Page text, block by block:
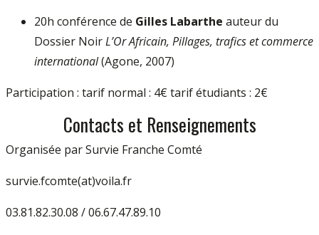
20h conférence de Gilles Labarthe auteur du
Dossier NoirL’Or Africain, Pillages, trafics et commerce
international(Agone, 2007)
Participation : tarif normal : 4€ tarif étudiants : 2€
Contacts et Renseignements
Organisée par Survie Franche Comté
survie.fcomte(at)voila.fr
03.81.82.30.08 / 06.67.47.89.10